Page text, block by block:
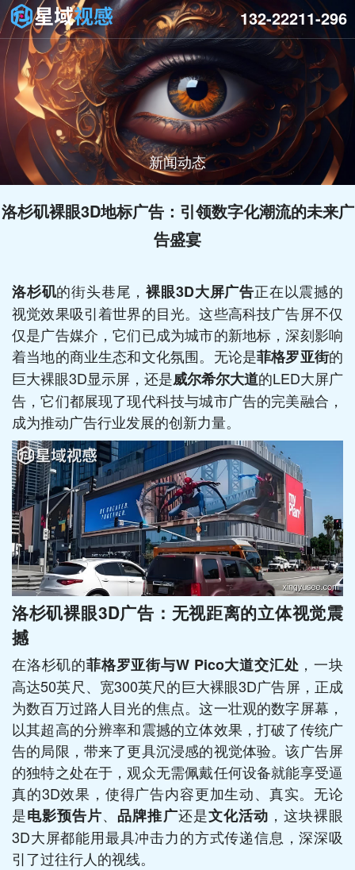
新闻动态
132-22211-296
洛杉矶裸眼3D地标广告：引领数字化潮流的未来广
告盛宴
洛杉矶的街头巷尾，裸眼3D大屏广告正在以震撼的
视觉效果吸引着世界的目光。这些高科技广告屏不仅
仅是广告媒介，它们已成为城市的新地标，深刻影响
着当地的商业生态和文化氛围。无论是菲格罗亚街的
巨大裸眼3D显示屏，还是威尔希尔大道的LED大屏广
告，它们都展现了现代科技与城市广告的完美融合，
成为推动广告行业发展的创新力量。
洛杉矶裸眼3D广告：无视距离的立体视觉震
撼
在洛杉矶的菲格罗亚街与W Pico大道交汇处 ，一块
高达50英尺、宽300英尺的巨大裸眼3D广告屏，正成
为数百万过路人目光的焦点。这一壮观的数字屏幕，
以其超高的分辨率和震撼的立体效果，打破了传统广
告的局限，带来了更具沉浸感的视觉体验。该广告屏
的独特之处在于，观众无需佩戴任何设备就能享受逼
真的3D效果，使得广告内容更加生动、真实。无论
是电影预告片、 品牌推广还是文化活动 ，这块裸眼
3D大屏都能用最具冲击力的方式传递信息，深深吸
引了过往行人的视线。